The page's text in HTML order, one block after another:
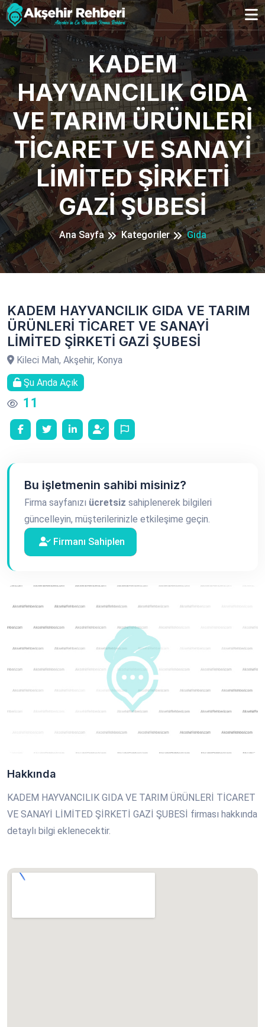
KADEM
HAYVANCILIK GIDA
VE TARIM ÜRÜNLERİ
TİCARET VE SANAYİ
LİMİTED ŞİRKETİ
GAZİ ŞUBESİ
Ana Sayfa Kategoriler Gıda
KADEM HAYVANCILIK GIDA VE TARIM
ÜRÜNLERİ TİCARET VE SANAYİ
LİMİTED ŞİRKETİ GAZİ ŞUBESİ
Kileci Mah, Akşehir, Konya
Şu Anda Açık
11
Bu işletmenin sahibi misiniz?
Firma sayfanızı ücretsiz sahiplenerek bilgileri
güncelleyin, müşterilerinizle etkileşime geçin.
Firmanı Sahiplen
Hakkında
KADEM HAYVANCILIK GIDA VE TARIM ÜRÜNLERİ TİCARET
VE SANAYİ LİMİTED ŞİRKETİ GAZİ ŞUBESİ firması hakkında
detaylı bilgi eklenecektir.